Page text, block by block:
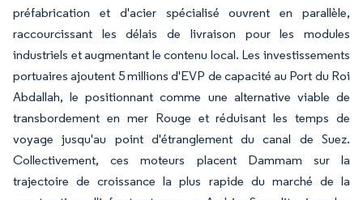
préfabrication et d'acier spécialisé ouvrent en parallèle,
raccourcissant les délais de livraison pour les modules
industriels et augmentant le contenu local. Les investissements
portuaires ajoutent 5 millions d'EVP de capacité au Port du Roi
Abdallah, le positionnant comme une alternative viable de
transbordement en mer Rouge et réduisant les temps de
voyage jusqu'au point d'étranglement du canal de Suez.
Collectivement, ces moteurs placent Dammam sur la
trajectoire de croissance la plus rapide du marché de la